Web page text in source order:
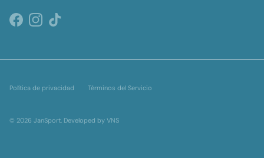
Facebook
Instagram
TikTok
Política de privacidad Términos del Servicio
© 2026 JanSport. Developed by VNS